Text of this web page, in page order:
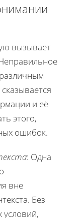
вызывает
и её
этого,
ошибок.
: Одна
вне
Без
условий,